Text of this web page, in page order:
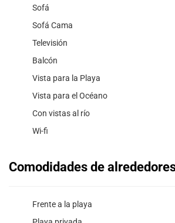
Sofá
Sofá Cama
Televisión
Balcón
Vista para la Playa
Vista para el Océano
Con vistas al río
Wi-fi
Comodidades de
Frente a la playa